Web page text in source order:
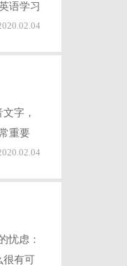
语学习
字，
重要
忧虑：
很有可